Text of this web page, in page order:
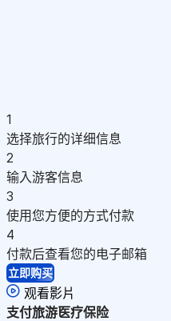
1
选择旅行的详细信息
2
输入游客信息
3
使用您方便的方式付款
4
付款后查看您的电子邮箱
立即购买
观看影片
支付旅游医疗保险